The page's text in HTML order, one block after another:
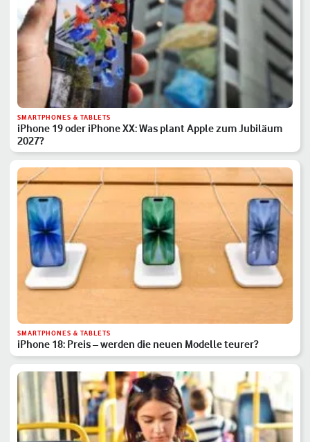
SMARTPHONES & TABLETS
iPhone 19 oder iPhone XX: Was plant Apple zum Jubiläum
2027?
SMARTPHONES & TABLETS
iPhone 18: Preis – werden die neuen Modelle teurer?